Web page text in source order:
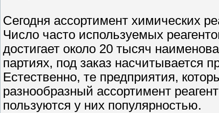
Сегодня ассортимент химических
Число часто используемых
достигает около 20 тысяч
партиях, под заказ насчитывается
Естественно, те предприятия,
разнообразный ассортимент
пользуются у них популярностью.